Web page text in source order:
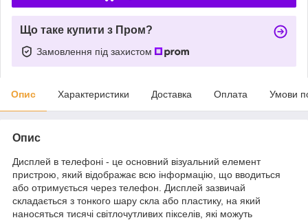
Що таке купити з Пром?
Замовлення під захистом
Опис Характеристики Доставка Оплата Умови
Опис
Дисплей в телефоні - це основний візуальний елемент
пристрою, який відображає всю інформацію, що вводиться
або отримується через телефон. Дисплей зазвичай
складається з тонкого шару скла або пластику, на який
наносяться тисячі світлочутливих пікселів, які можуть